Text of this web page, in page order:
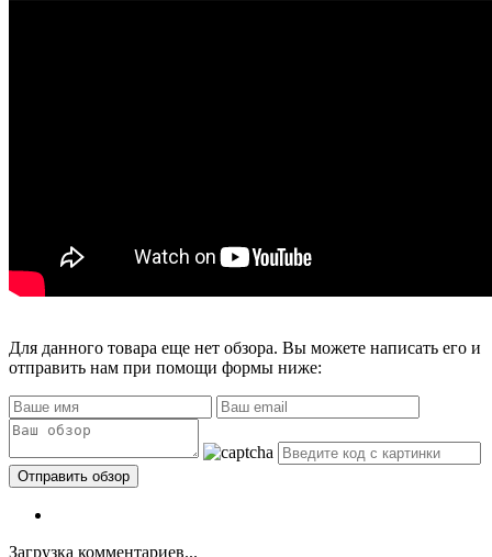
Для данного товара еще нет обзора. Вы можете написать его и
отправить нам при помощи формы ниже:
Загрузка комментариев...